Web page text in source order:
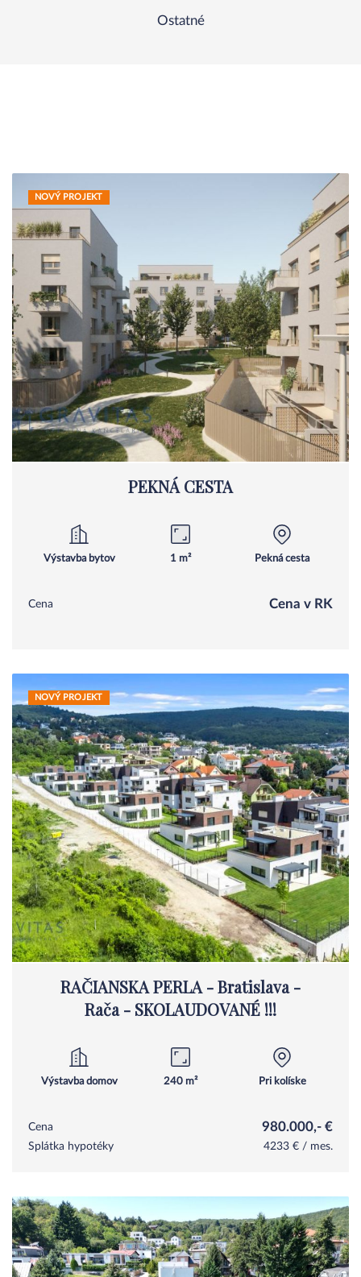
Ostatné
NOVÝ PROJEKT
PEKNÁ CESTA
Výstavba bytov 1 m² Pekná cesta
Cena Cena v RK
NOVÝ PROJEKT
RAČIANSKA PERLA - Bratislava -
Rača - SKOLAUDOVANÉ !!!
Výstavba domov 240 m² Pri kolíske
Cena 980.000,- €
Splátka hypotéky 4233 € / mes.